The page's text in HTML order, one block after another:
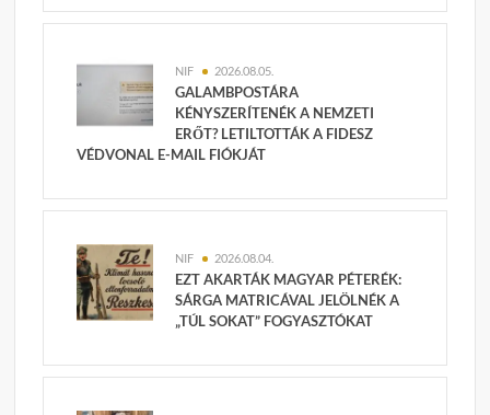
NIF 2026.08.05.
GALAMBPOSTÁRA
KÉNYSZERÍTENÉK A NEMZETI
ERŐT? LETILTOTTÁK A FIDESZ
VÉDVONAL E-MAIL FIÓKJÁT
NIF 2026.08.04.
EZT AKARTÁK MAGYAR PÉTERÉK:
SÁRGA MATRICÁVAL JELÖLNÉK A
„TÚL SOKAT” FOGYASZTÓKAT